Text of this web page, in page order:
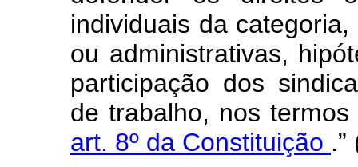
individuais da
ou administrativas,
participação dos
de trabalho, nos
art. 8º da Constituição